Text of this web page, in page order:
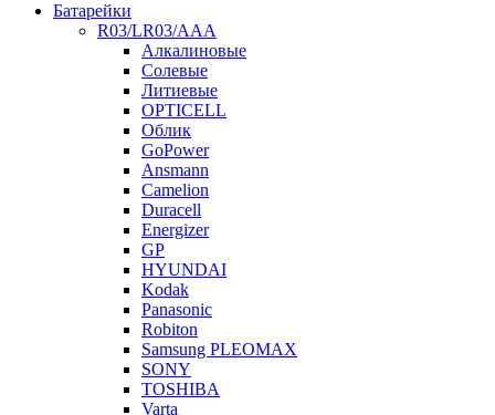
Батарейки
R03/LR03/AAA
Алкалиновые
Солевые
Литиевые
OPTICELL
Облик
GoPower
Ansmann
Camelion
Duracell
Energizer
GP
HYUNDAI
Kodak
Panasonic
Robiton
Samsung PLEOMAX
SONY
TOSHIBA
Varta